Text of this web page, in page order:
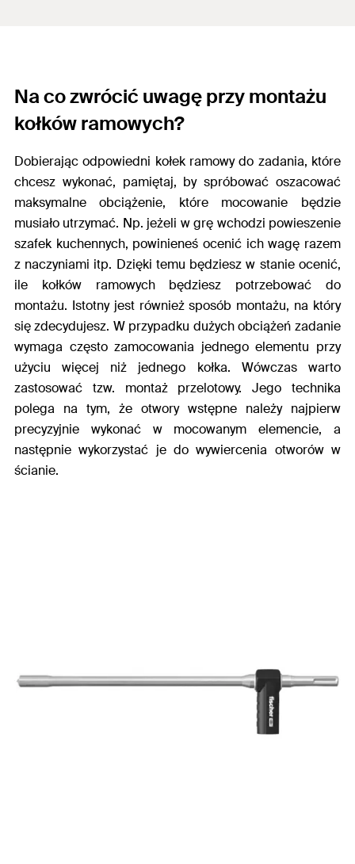
Na co zwrócić uwagę przy montażu
kołków ramowych?
Dobierając odpowiedni kołek ramowy do zadania, które
chcesz wykonać, pamiętaj, by spróbować oszacować
maksymalne obciążenie, które mocowanie będzie
musiało utrzymać. Np. jeżeli w grę wchodzi powieszenie
szafek kuchennych, powinieneś ocenić ich wagę razem
z naczyniami itp. Dzięki temu będziesz w stanie ocenić,
ile kołków ramowych będziesz potrzebować do
montażu. Istotny jest również sposób montażu, na który
się zdecydujesz. W przypadku dużych obciążeń zadanie
wymaga często zamocowania jednego elementu przy
użyciu więcej niż jednego kołka. Wówczas warto
zastosować tzw. montaż przelotowy. Jego technika
polega na tym, że otwory wstępne należy najpierw
precyzyjnie wykonać w mocowanym elemencie, a
następnie wykorzystać je do wywiercenia otworów w
ścianie.